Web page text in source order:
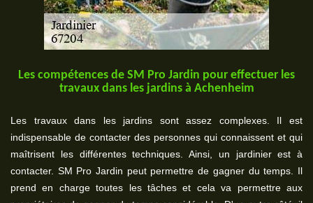
Les compétences de SM Pro Jardin pour effectuer les
travaux dans les jardins à Achenheim
Les travaux dans les jardins sont assez complexes. Il est
indispensable de contacter des personnes qui connaissent et qui
maîtrisent les différentes techniques. Ainsi, un jardinier est à
contacter. SM Pro Jardin peut permettre de gagner du temps. Il
prend en charge toutes les tâches et cela va permettre aux